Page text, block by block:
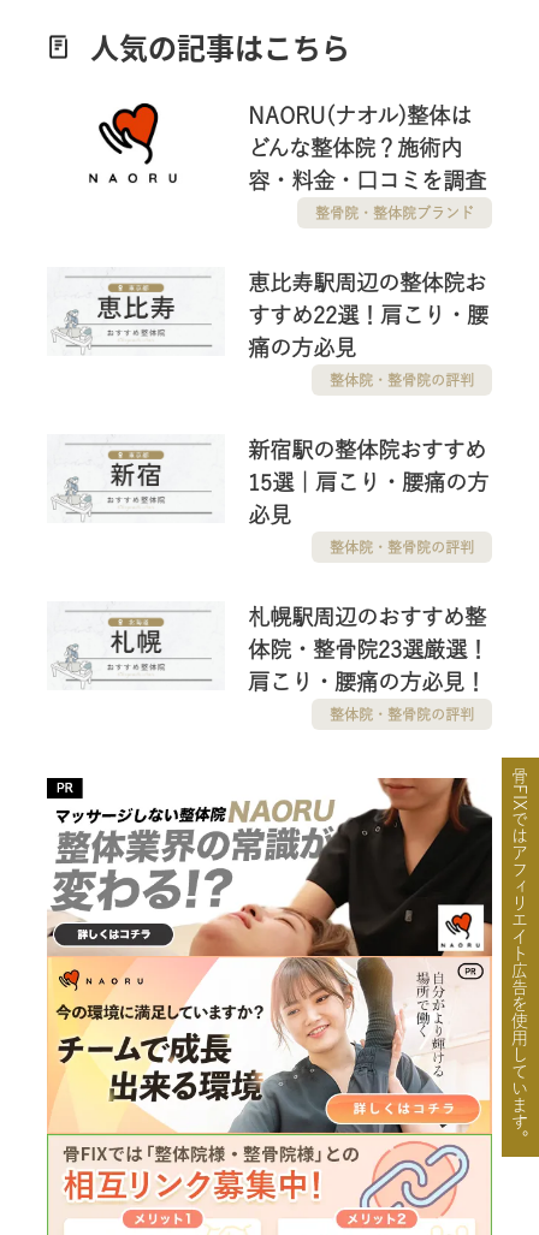
人気の記事はこちら
NAORU(ナオル)整体は
どんな整体院？施術内
容・料金・口コミを調査
整骨院・整体院ブランド
恵比寿駅周辺の整体院お
すすめ22選！肩こり・腰
痛の方必見
整体院・整骨院の評判
新宿駅の整体院おすすめ
15選｜肩こり・腰痛の方
必見
整体院・整骨院の評判
札幌駅周辺のおすすめ整
体院・整骨院23選厳選！
肩こり・腰痛の方必見！
整体院・整骨院の評判
骨FIXではアフィリエイト広告を使用しています。